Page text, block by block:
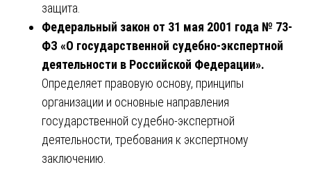
защита.
Федеральный закон от 31 мая 2001 года № 73-
ФЗ «О государственной судебно-экспертной
деятельности в Российской Федерации».
Определяет правовую основу, принципы
организации и основные направления
государственной судебно-экспертной
деятельности, требования к экспертному
заключению.